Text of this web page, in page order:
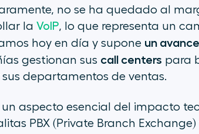
no se ha quedado al
la VoIP, lo que representa un
hoy en día y supone un
gestionan sus call centers para
departamentos de ventas.
aspecto esencial del impacto
PBX (Private Branch